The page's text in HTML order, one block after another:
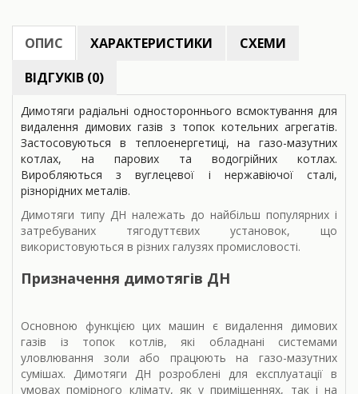
ОПИС ХАРАКТЕРИСТИКИ
СХЕМИ
ВІДГУКІВ (0)
Димотяги радіальні одностороннього всмоктування для
видалення димових газів з топок котельних агрегатів.
Застосовуються в теплоенергетиці, на газо-мазутних
котлах, на парових та водогрійних котлах.
Виробляються з вуглецевої і нержавіючої сталі,
різнорідних металів.
Димотяги типу ДН належать до найбільш популярних і
затребуваних тягодуттєвих установок, що
використовуються в різних галузях промисловості.
Призначення димотягів ДН
Основною функцією цих машин є видалення димових
газів із топок котлів, які обладнані системами
уловлювання золи або працюють на газо-мазутних
сумішах. Димотяги ДН розроблені для експлуатації в
умовах помірного клімату, як у приміщеннях, так і на